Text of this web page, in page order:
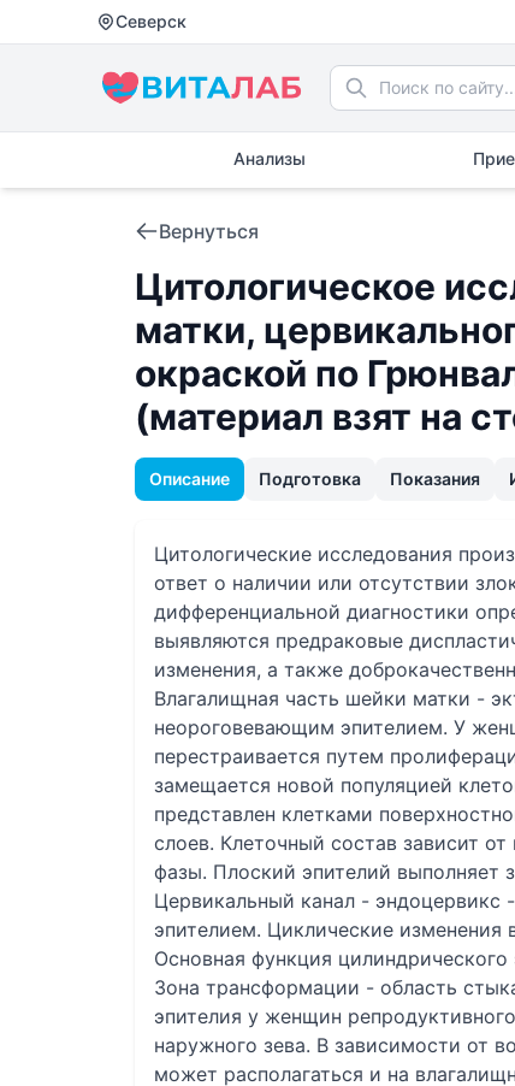
Северск
Анализы
Вернуться
Цитологическое
матки,
окраской по
(материал взят на
Описание Подготовка Показания
Цитологические исследования
ответ о наличии или отсутствии
дифференциальной диагностики
выявляются предраковые
изменения, а также
Влагалищная часть шейки матки -
неороговевающим эпителием. У
перестраивается путем
замещается новой популяцией
представлен клетками
слоев. Клеточный состав зависит
фазы. Плоский эпителий выполняет
Цервикальный канал -
эпителием. Циклические
Основная функция цилиндрического
Зона трансформации - область
эпителия у женщин
наружного зева. В зависимости от
может располагаться и на